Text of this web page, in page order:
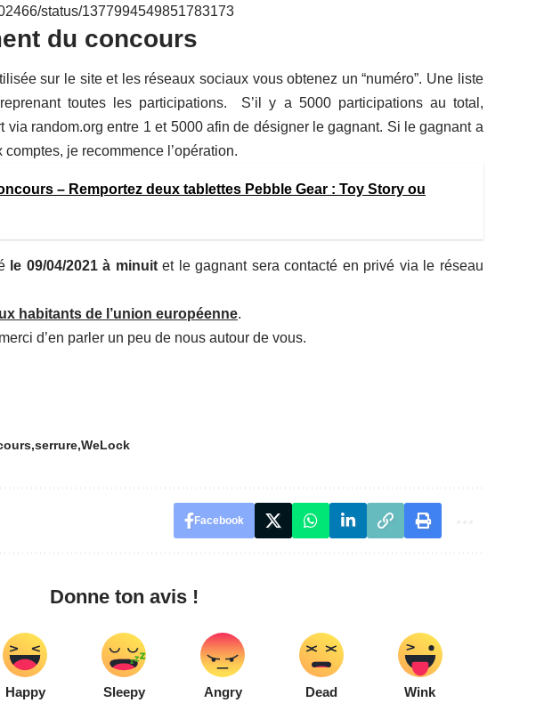
status/1377994549851783173
du concours
sur le site et les réseaux sociaux vous obtenez un “numéro”. Une liste
toutes les participations. S’il y a 5000 participations au total,
via random.org entre 1 et 5000 afin de désigner le gagnant. Si le gagnant a
je recommence l’opération.
– Remportez deux tablettes Pebble Gear : Toy Story ou
le 09/04/2021 à minuitet le gagnant sera contacté en privé via le réseau
habitants de l’union européenne.
d’en parler un peu de nous autour de vous.
serrure WeLock
Facebook
Donne ton avis !
Happy Sleepy Angry Dead Wink